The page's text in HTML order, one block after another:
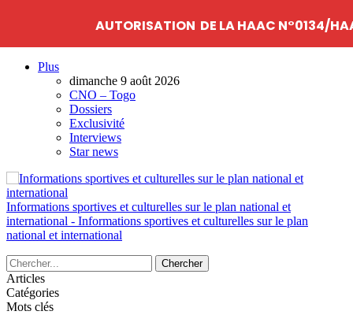
Plus
dimanche 9 août 2026
CNO – Togo
Dossiers
Exclusivité
Interviews
Star news
Informations sportives et culturelles sur le plan national et
international - Informations sportives et culturelles sur le plan
national et international
Articles
Catégories
Mots clés
AUTORISATION DE LA HAAC N°0134/